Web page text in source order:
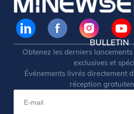
BULLETIN
Obtenez les derniers
exclusives et
Événements livrés directement
réception